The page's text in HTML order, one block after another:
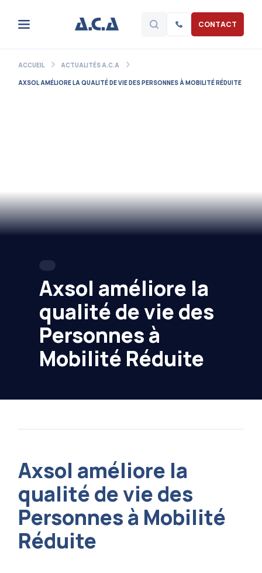
CONTACT
ACCUEIL ACTUALITÉS A.C.A
AXSOL AMÉLIORE LA QUALITÉ DE VIE DES PERSONNES À MOBILITÉ RÉDUITE
Axsol améliore la
qualité de vie des
Personnes à
Mobilité Réduite
Axsol améliore la
qualité de vie des
Personnes à Mobilité
Réduite